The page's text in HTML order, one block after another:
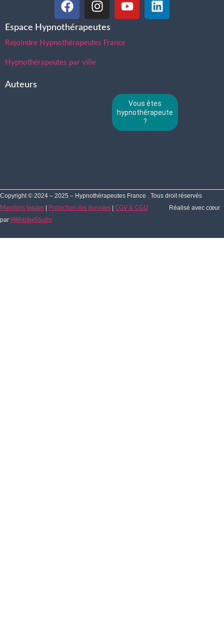
Espace Hypnothérapeutes
Rejoindre Hypnothérapeutes France
Hypnothérapeutes par ville
Auteurs
Vous êtes
hypnothérapeute
?
Copyright © 2024 – 2025 – Hypnothérapeutes France . Tous droit réservés
Mentions légales | Protection des données | CGV & CGU
Réalisé avec cœur
par WebtribeStudio